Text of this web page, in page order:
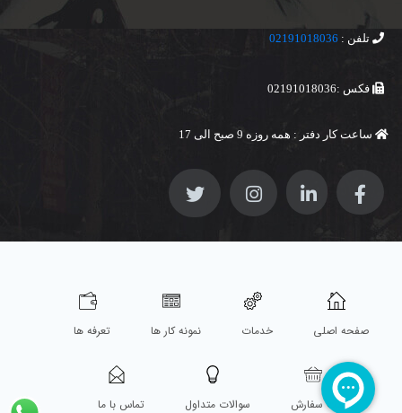
تلفن : 02191018036
فکس :02191018036
ساعت کار دفتر : همه روزه 9 صبح الی 17
صفحه اصلی خدمات نمونه کار ها تعرفه ها
ثبت سفارش سوالات متداول تماس با ما